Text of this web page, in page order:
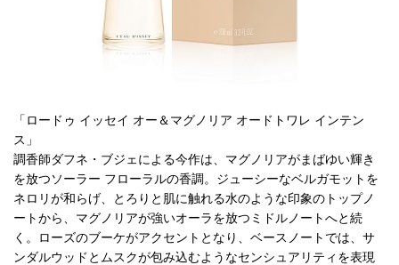
「ロードゥ イッセイ オー＆マグノリア オードトワレ インテン
ス」
調香師ダフネ・ブジェによる今作は、マグノリアがまばゆい輝き
を放つソーラー フローラルの香調。ジューシーなベルガモットを
ネロリが和らげ、とろりと肌に触れる水のような印象のトップノ
ートから、マグノリアが強いオーラを放つミドルノートへと続
く。ローズのブーケがアクセントとなり、ベースノートでは、サ
ンダルウッドとムスクが包み込むようなセンシュアリティを表現